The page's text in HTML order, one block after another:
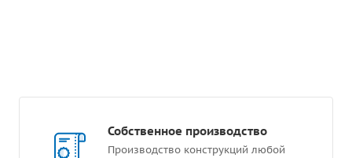
Собственное производство
Производство конструкций любой